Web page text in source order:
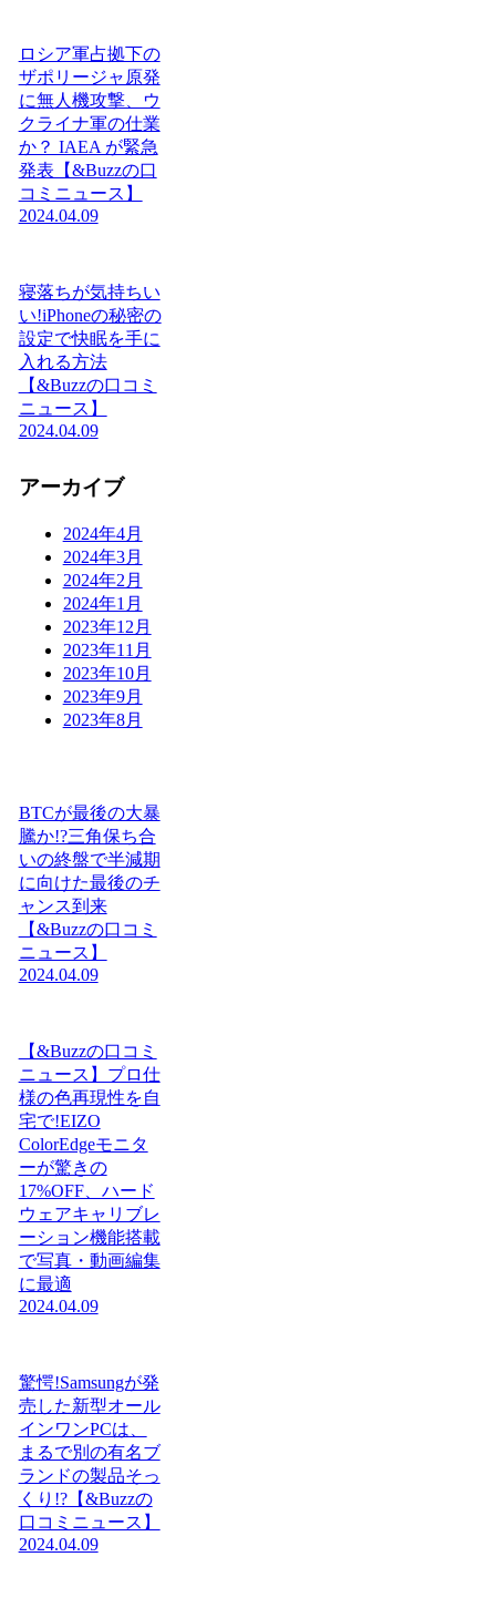
ロシア軍占拠下の
ザポリージャ原発
に無人機攻撃、ウ
クライナ軍の仕業
か？ IAEA が緊急
発表【&Buzzの口
コミニュース】
2024.04.09
寝落ちが気持ちい
い!iPhoneの秘密の
設定で快眠を手に
入れる方法
【&Buzzの口コミ
ニュース】
2024.04.09
アーカイブ
2024年4月
2024年3月
2024年2月
2024年1月
2023年12月
2023年11月
2023年10月
2023年9月
2023年8月
BTCが最後の大暴
騰か!?三角保ち合
いの終盤で半減期
に向けた最後のチ
ャンス到来
【&Buzzの口コミ
ニュース】
2024.04.09
【&Buzzの口コミ
ニュース】プロ仕
様の色再現性を自
宅で!EIZO
ColorEdgeモニタ
ーが驚きの
17%OFF、ハード
ウェアキャリブレ
ーション機能搭載
で写真・動画編集
に最適
2024.04.09
驚愕!Samsungが発
売した新型オール
インワンPCは、
まるで別の有名ブ
ランドの製品そっ
くり!?【&Buzzの
口コミニュース】
2024.04.09